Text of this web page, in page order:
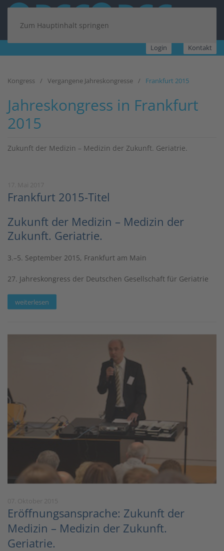
Zum Hauptinhalt springen
Login Kontakt
Kongress Vergangene Jahreskongresse Frankfurt 2015
Jahreskongress in Frankfurt
2015
Zukunft der Medizin – Medizin der Zukunft. Geriatrie.
Frankfurt 2015-Titel
Zukunft der Medizin – Medizin der
Zukunft. Geriatrie.
3.–5. September 2015, Frankfurt am Main
27. Jahreskongress der Deutschen Gesellschaft für Geriatrie
weiterlesen
Eröffnungsansprache: Zukunft der
Medizin – Medizin der Zukunft.
Geriatrie.